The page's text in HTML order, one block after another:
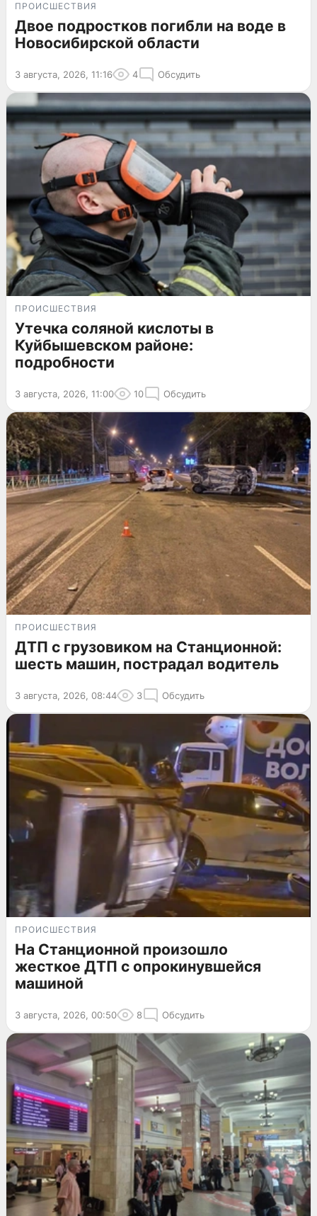
ПРОИСШЕСТВИЯ
Двое подростков погибли на воде в
Новосибирской области
3 августа, 2026, 11:16 4 Обсудить
ПРОИСШЕСТВИЯ
Утечка соляной кислоты в
Куйбышевском районе:
подробности
3 августа, 2026, 11:00 10 Обсудить
ПРОИСШЕСТВИЯ
ДТП с грузовиком на Станционной:
шесть машин, пострадал водитель
3 августа, 2026, 08:44 3 Обсудить
ПРОИСШЕСТВИЯ
На Станционной произошло
жесткое ДТП с опрокинувшейся
машиной
3 августа, 2026, 00:50 8 Обсудить